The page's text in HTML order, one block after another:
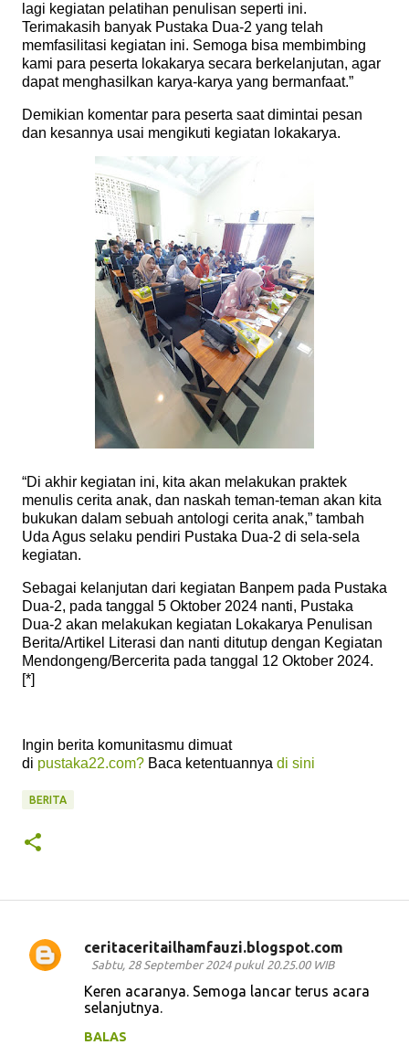
lagi kegiatan pelatihan penulisan seperti ini.
Terimakasih banyak Pustaka Dua-2 yang telah
memfasilitasi kegiatan ini. Semoga bisa membimbing
kami para peserta lokakarya secara berkelanjutan, agar
dapat menghasilkan karya-karya yang bermanfaat.”
Demikian komentar para peserta saat dimintai pesan
dan kesannya usai mengikuti kegiatan lokakarya.
“Di akhir kegiatan ini, kita akan melakukan praktek
menulis cerita anak, dan naskah teman-teman akan kita
bukukan dalam sebuah antologi cerita anak,” tambah
Uda Agus selaku pendiri Pustaka Dua-2 di sela-sela
kegiatan.
Sebagai kelanjutan dari kegiatan Banpem pada Pustaka
Dua-2, pada tanggal 5 Oktober 2024 nanti, Pustaka
Dua-2 akan melakukan kegiatan Lokakarya Penulisan
Berita/Artikel Literasi dan nanti ditutup dengan Kegiatan
Mendongeng/Bercerita pada tanggal 12 Oktober 2024.
[*]
Ingin berita komunitasmu dimuat
di pustaka22.com? Baca ketentuannya di sini
BERITA
K
ceritaceritailhamfauzi.blogspot.com
Sabtu, 28 September 2024 pukul 20.25.00 WIB
Keren acaranya. Semoga lancar terus acara
selanjutnya.
BALAS